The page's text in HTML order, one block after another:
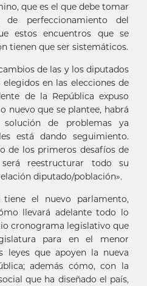
que es el que debe tomar
de perfeccionamiento del
estos encuentros que se
tienen que ser sistemáticos.
de las y los diputados
en las elecciones de
de la República expuso
nuevo que se plantee, habrá
de problemas ya
está dando seguimiento.
de los primeros desafíos de
reestructurar todo su
diputado/población».
el nuevo parlamento,
llevará adelante todo lo
cronograma legislativo que
para en el menor
leyes que apoyen la nueva
además cómo, con la
que ha diseñado el país,